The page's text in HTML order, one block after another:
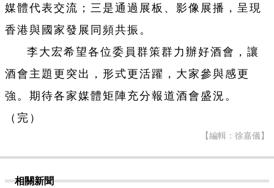
媒體代表交流；三是通過展板、影像展播，呈現
香港與國家發展同頻共振。
李大宏希望各位委員群策群力辦好酒會，讓
酒會主題更突出，形式更活躍，大家參與感更
強。期待各家媒體矩陣充分報道酒會盛況。
（完）
【編輯：徐嘉儀】
相關新聞